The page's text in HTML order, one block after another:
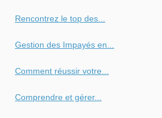
Rencontrez le top des...
Gestion des Impayés en...
Comment réussir votre...
Comprendre et gérer...